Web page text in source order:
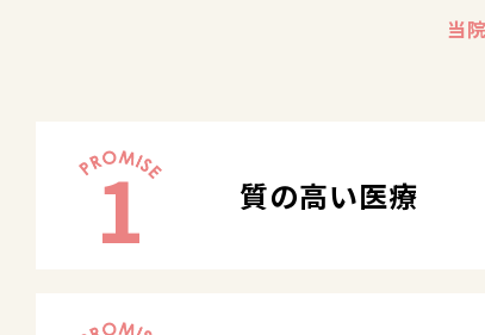
当
1 質の高い医療